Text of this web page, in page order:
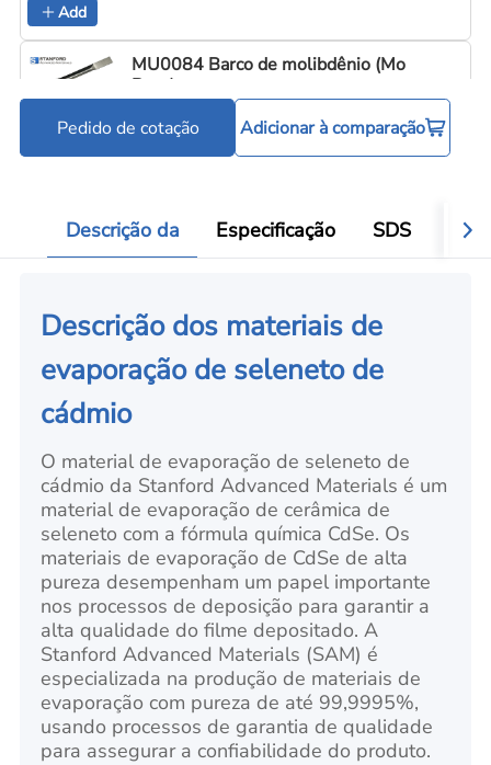
Add
MU0084 Barco de molibdênio (Mo
Boat)
Pedido de cotação Adicionar à comparação
Descrição da Especificação SDS
Descrição dos materiais de
evaporação de seleneto de
cádmio
O material de evaporação de seleneto de
cádmio da Stanford Advanced Materials é um
material de evaporação de cerâmica de
seleneto com a fórmula química CdSe. Os
materiais de evaporação de CdSe de alta
pureza desempenham um papel importante
nos processos de deposição para garantir a
alta qualidade do filme depositado. A
Stanford Advanced Materials (SAM) é
especializada na produção de materiais de
evaporação com pureza de até 99,9995%,
usando processos de garantia de qualidade
para assegurar a confiabilidade do produto.